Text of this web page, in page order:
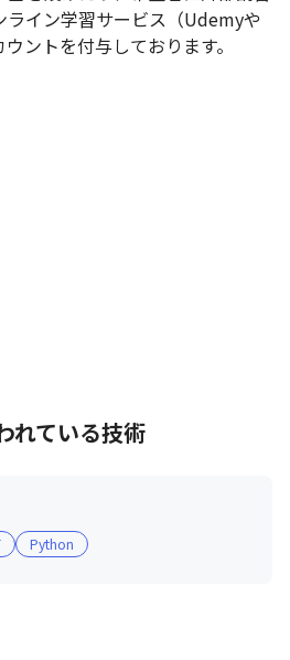
ライン学習サービス（Udemyや
ントを付与しております。
れている技術
Python